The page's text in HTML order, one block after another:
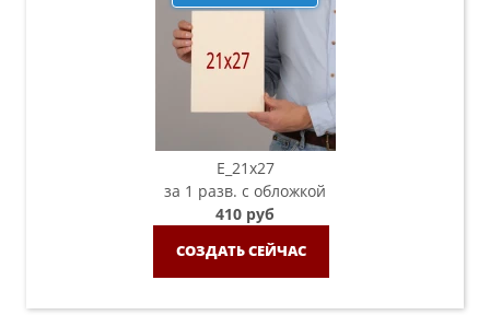
E_21х27
за 1 разв. с обложкой
410 руб
СОЗДАТЬ СЕЙЧАС